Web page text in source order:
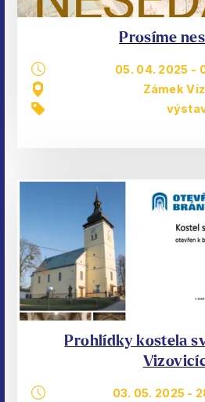
Prosíme
05. 04. 2025 -
Zámek
Prohlídky kostela
03. 05. 2025 -